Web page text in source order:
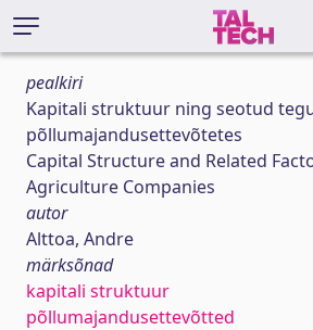
pealkiri
Kapitali struktuur ning seotud
põllumajandusettevõtetes
Capital Structure and Related
Agriculture Companies
autor
Alttoa, Andre
märksõnad
kapitali struktuur
põllumajandusettevõtted